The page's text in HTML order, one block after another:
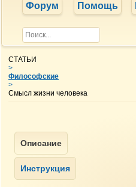
Форум Помощь
СТАТЬИ
>
Философские
>
Смысл жизни человека